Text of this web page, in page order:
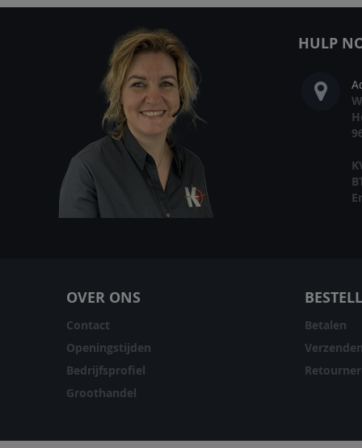
HULP
OVER ONS
Contact
Openingstijden
Bedrijfsprofiel
Groothandel
Betalen
Verzenden